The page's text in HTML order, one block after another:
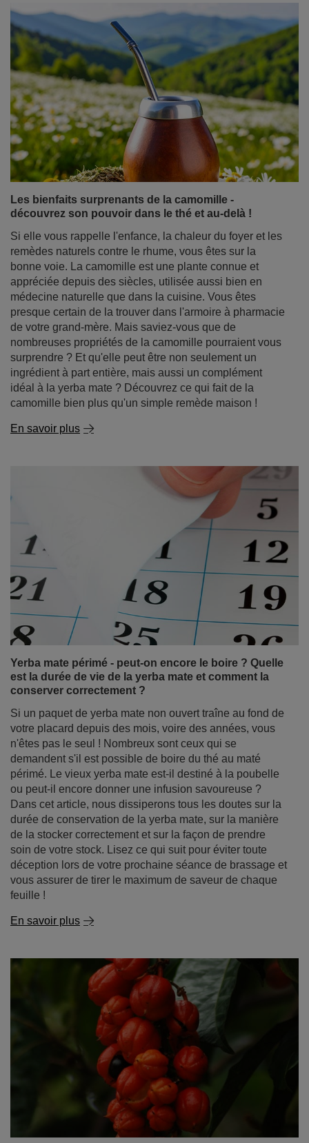
Les bienfaits surprenants de la camomille -
découvrez son pouvoir dans le thé et au-delà !
Si elle vous rappelle l'enfance, la chaleur du foyer et les
remèdes naturels contre le rhume, vous êtes sur la
bonne voie. La camomille est une plante connue et
appréciée depuis des siècles, utilisée aussi bien en
médecine naturelle que dans la cuisine. Vous êtes
presque certain de la trouver dans l'armoire à pharmacie
de votre grand-mère. Mais saviez-vous que de
nombreuses propriétés de la camomille pourraient vous
surprendre ? Et qu'elle peut être non seulement un
ingrédient à part entière, mais aussi un complément
idéal à la yerba mate ? Découvrez ce qui fait de la
camomille bien plus qu'un simple remède maison !
En savoir plus
Yerba mate périmé - peut-on encore le boire ? Quelle
est la durée de vie de la yerba mate et comment la
conserver correctement ?
Si un paquet de yerba mate non ouvert traîne au fond de
votre placard depuis des mois, voire des années, vous
n'êtes pas le seul ! Nombreux sont ceux qui se
demandent s'il est possible de boire du thé au maté
périmé. Le vieux yerba mate est-il destiné à la poubelle
ou peut-il encore donner une infusion savoureuse ?
Dans cet article, nous dissiperons tous les doutes sur la
durée de conservation de la yerba mate, sur la manière
de la stocker correctement et sur la façon de prendre
soin de votre stock. Lisez ce qui suit pour éviter toute
déception lors de votre prochaine séance de brassage et
vous assurer de tirer le maximum de saveur de chaque
feuille !
En savoir plus
Guarana - le cousin stimulant de la yerba mate
Une longue et épuisante journée de travail vous attend,
vous préparez un examen difficile, ou peut-être avez-